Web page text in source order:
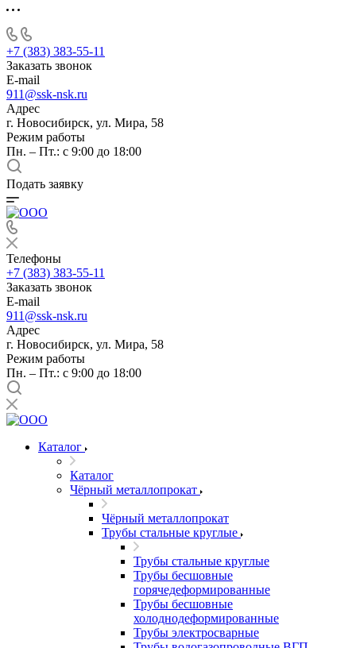
+7 (383) 383-55-11
Заказать звонок
E-mail
911@ssk-nsk.ru
Адрес
г. Новосибирск, ул. Мира, 58
Режим работы
Пн. – Пт.: с 9:00 до 18:00
Подать заявку
Телефоны
+7 (383) 383-55-11
Заказать звонок
E-mail
911@ssk-nsk.ru
Адрес
г. Новосибирск, ул. Мира, 58
Режим работы
Пн. – Пт.: с 9:00 до 18:00
Каталог
Каталог
Чёрный металлопрокат
Чёрный металлопрокат
Трубы стальные круглые
Трубы стальные круглые
Трубы бесшовные
горячедеформированные
Трубы бесшовные
холоднодеформированные
Трубы электросварные